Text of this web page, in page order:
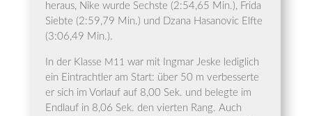
her­aus, Nike wur­de Sechs­te (2:54,65 Min.), Fri­da
Sieb­te (2:59,79 Min.) und Dza­na Has­a­no­vic Elf­te
(3:06,49 Min.).
In der Klas­se M11 war mit Ing­mar Jes­ke ledig­lich
ein Ein­tracht­ler am Start: über 50 m ver­bes­ser­te
er sich im Vor­lauf auf 8,00 Sek. und beleg­te im
End­lauf in 8,06 Sek. den vier­ten Rang. Auch